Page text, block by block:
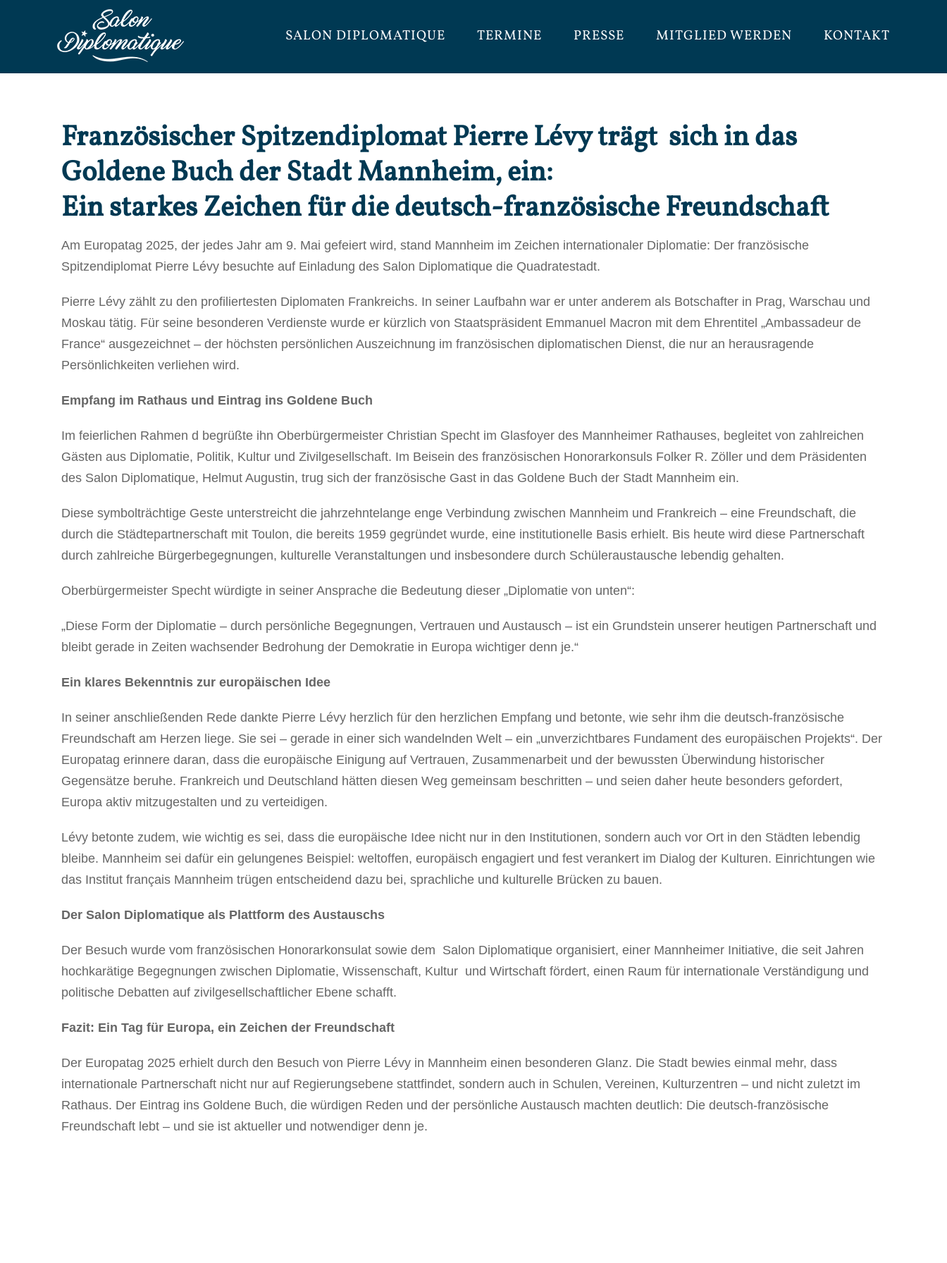
SALON DIPLOMATIQUE TERMINE PRESSE MITGLIED WERDEN KONTAKT
Französischer Spitzendiplomat Pierre Lévy trägt sich in das
Goldene Buch der Stadt Mannheim, ein:
Ein starkes Zeichen für die deutsch-französische Freundschaft
Am Europatag 2025, der jedes Jahr am 9. Mai gefeiert wird, stand Mannheim im Zeichen internationaler Diplomatie: Der französische
Spitzendiplomat Pierre Lévy besuchte auf Einladung des Salon Diplomatique die Quadratestadt.
Pierre Lévy zählt zu den profiliertesten Diplomaten Frankreichs. In seiner Laufbahn war er unter anderem als Botschafter in Prag, Warschau und
Moskau tätig. Für seine besonderen Verdienste wurde er kürzlich von Staatspräsident Emmanuel Macron mit dem Ehrentitel „Ambassadeur de
France“ ausgezeichnet – der höchsten persönlichen Auszeichnung im französischen diplomatischen Dienst, die nur an herausragende
Persönlichkeiten verliehen wird.
Empfang im Rathaus und Eintrag ins Goldene Buch
Im feierlichen Rahmen d begrüßte ihn Oberbürgermeister Christian Specht im Glasfoyer des Mannheimer Rathauses, begleitet von zahlreichen
Gästen aus Diplomatie, Politik, Kultur und Zivilgesellschaft. Im Beisein des französischen Honorarkonsuls Folker R. Zöller und dem Präsidenten
des Salon Diplomatique, Helmut Augustin, trug sich der französische Gast in das Goldene Buch der Stadt Mannheim ein.
Diese symbolträchtige Geste unterstreicht die jahrzehntelange enge Verbindung zwischen Mannheim und Frankreich – eine Freundschaft, die
durch die Städtepartnerschaft mit Toulon, die bereits 1959 gegründet wurde, eine institutionelle Basis erhielt. Bis heute wird diese Partnerschaft
durch zahlreiche Bürgerbegegnungen, kulturelle Veranstaltungen und insbesondere durch Schüleraustausche lebendig gehalten.
Oberbürgermeister Specht würdigte in seiner Ansprache die Bedeutung dieser „Diplomatie von unten“:
„Diese Form der Diplomatie – durch persönliche Begegnungen, Vertrauen und Austausch – ist ein Grundstein unserer heutigen Partnerschaft und
bleibt gerade in Zeiten wachsender Bedrohung der Demokratie in Europa wichtiger denn je.“
Ein klares Bekenntnis zur europäischen Idee
In seiner anschließenden Rede dankte Pierre Lévy herzlich für den herzlichen Empfang und betonte, wie sehr ihm die deutsch-französische
Freundschaft am Herzen liege. Sie sei – gerade in einer sich wandelnden Welt – ein „unverzichtbares Fundament des europäischen Projekts“. Der
Europatag erinnere daran, dass die europäische Einigung auf Vertrauen, Zusammenarbeit und der bewussten Überwindung historischer
Gegensätze beruhe. Frankreich und Deutschland hätten diesen Weg gemeinsam beschritten – und seien daher heute besonders gefordert,
Europa aktiv mitzugestalten und zu verteidigen.
Lévy betonte zudem, wie wichtig es sei, dass die europäische Idee nicht nur in den Institutionen, sondern auch vor Ort in den Städten lebendig
bleibe. Mannheim sei dafür ein gelungenes Beispiel: weltoffen, europäisch engagiert und fest verankert im Dialog der Kulturen. Einrichtungen wie
das Institut français Mannheim trügen entscheidend dazu bei, sprachliche und kulturelle Brücken zu bauen.
Der Salon Diplomatique als Plattform des Austauschs
Der Besuch wurde vom französischen Honorarkonsulat sowie dem Salon Diplomatique organisiert, einer Mannheimer Initiative, die seit Jahren
hochkarätige Begegnungen zwischen Diplomatie, Wissenschaft, Kultur und Wirtschaft fördert, einen Raum für internationale Verständigung und
politische Debatten auf zivilgesellschaftlicher Ebene schafft.
Fazit: Ein Tag für Europa, ein Zeichen der Freundschaft
Der Europatag 2025 erhielt durch den Besuch von Pierre Lévy in Mannheim einen besonderen Glanz. Die Stadt bewies einmal mehr, dass
internationale Partnerschaft nicht nur auf Regierungsebene stattfindet, sondern auch in Schulen, Vereinen, Kulturzentren – und nicht zuletzt im
Rathaus. Der Eintrag ins Goldene Buch, die würdigen Reden und der persönliche Austausch machten deutlich: Die deutsch-französische
Freundschaft lebt – und sie ist aktueller und notwendiger denn je.